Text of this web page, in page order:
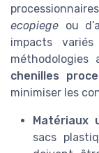
ecopiege ou
impacts
méthodologies
chenilles
minimiser les
Matériaux
sacs